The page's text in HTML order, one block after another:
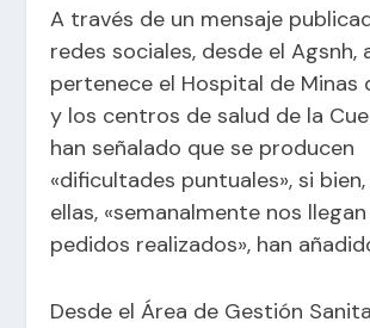
A través de un mensaje
redes sociales, desde el Agsnh,
pertenece el Hospital de Minas
y los centros de salud de la
han señalado que se producen
«dificultades puntuales», si
ellas, «semanalmente nos
pedidos realizados», han
Desde el Área de Gestión